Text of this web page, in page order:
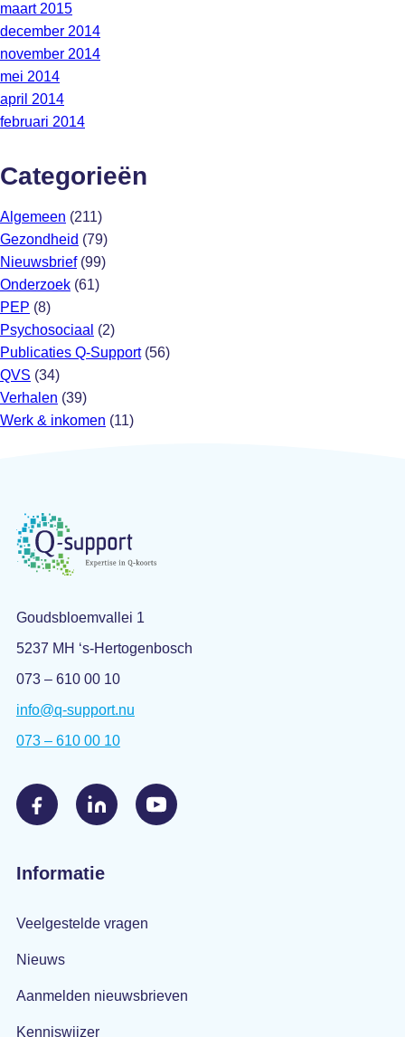
maart 2015
december 2014
november 2014
mei 2014
april 2014
februari 2014
Categorieën
Algemeen (211)
Gezondheid (79)
Nieuwsbrief(99)
Onderzoek (61)
PEP (8)
Psychosociaal (2)
Publicaties Q-Support(56)
QVS (34)
Verhalen (39)
Werk & inkomen (11)
Goudsbloemvallei 1
5237 MH ‘s-Hertogenbosch
073 – 610 00 10
info@q-support.nu
073 – 610 00 10
Informatie
Veelgestelde vragen
Nieuws
Aanmelden nieuwsbrieven
Kenniswijzer